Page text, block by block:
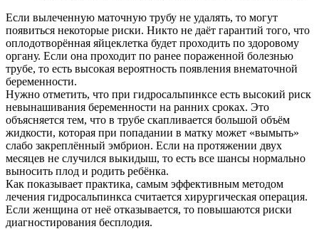
Если вылеченную маточную трубу не удалять, то могут
появиться некоторые риски. Никто не даёт гарантий того, что
оплодотворённая яйцеклетка будет проходить по здоровому
органу. Если она проходит по ранее пораженной болезнью
трубе, то есть высокая вероятность появления внематочной
беременности.
Нужно отметить, что при гидросальпинксе есть высокий риск
невынашивания беременности на ранних сроках. Это
объясняется тем, что в трубе скапливается большой объём
жидкости, которая при попадании в матку может «вымыть»
слабо закреплённый эмбрион. Если на протяжении двух
месяцев не случился выкидыш, то есть все шансы нормально
выносить плод и родить ребёнка.
Как показывает практика, самым эффективным методом
лечения гидросальпинкса считается хирургическая операция.
Если женщина от неё отказывается, то повышаются риски
диагностирования бесплодия.